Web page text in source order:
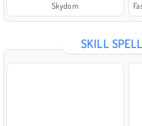
Skydom
SKILL